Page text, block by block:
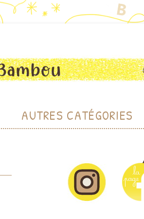
AUTRES CATÉGORIES
LUDOTHÈQUE (JEUX)
BIBLIOTHÈQUE (ALBUMS)